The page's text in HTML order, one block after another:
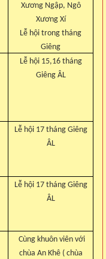
Xương Ngập, Ngô
Xương Xí
Lễ hội trong tháng
Giêng
Lễ hội 15,16 tháng
Giêng ÂL
Lễ hội 17 tháng Giêng
ÂL
Lễ hội 17 tháng Giêng
ÂL
Cùng khuôn viên với
chùa An Khê ( chùa